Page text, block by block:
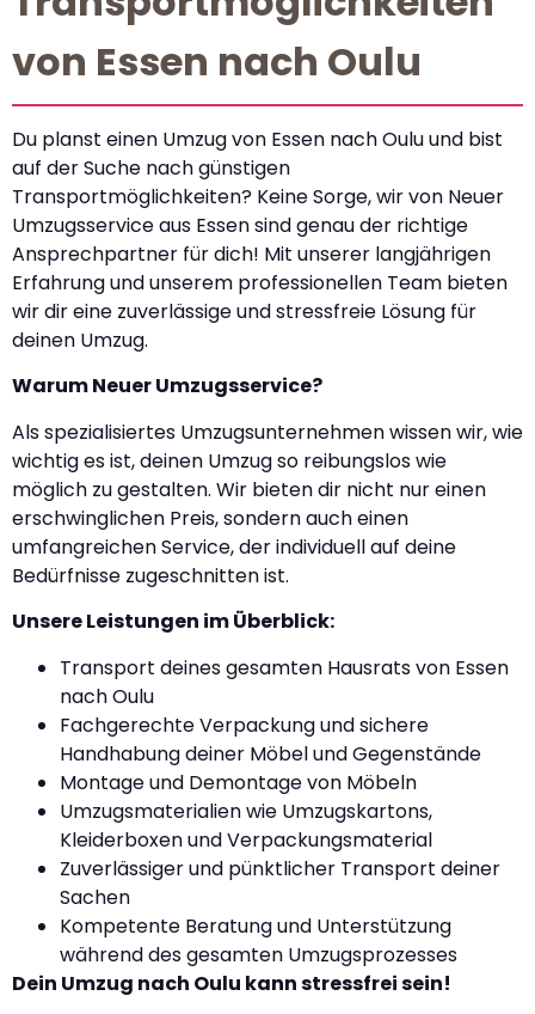
von Essen nach Oulu
Du planst einen Umzug von Essen nach Oulu und bist
auf der Suche nach günstigen
Transportmöglichkeiten? Keine Sorge, wir von Neuer
Umzugsservice aus Essen sind genau der richtige
Ansprechpartner für dich! Mit unserer langjährigen
Erfahrung und unserem professionellen Team bieten
wir dir eine zuverlässige und stressfreie Lösung für
deinen Umzug.
Warum Neuer Umzugsservice?
Als spezialisiertes Umzugsunternehmen wissen wir, wie
wichtig es ist, deinen Umzug so reibungslos wie
möglich zu gestalten. Wir bieten dir nicht nur einen
erschwinglichen Preis, sondern auch einen
umfangreichen Service, der individuell auf deine
Bedürfnisse zugeschnitten ist.
Unsere Leistungen im Überblick:
Transport deines gesamten Hausrats von Essen
nach Oulu
Fachgerechte Verpackung und sichere
Handhabung deiner Möbel und Gegenstände
Montage und Demontage von Möbeln
Umzugsmaterialien wie Umzugskartons,
Kleiderboxen und Verpackungsmaterial
Zuverlässiger und pünktlicher Transport deiner
Sachen
Kompetente Beratung und Unterstützung
während des gesamten Umzugsprozesses
Dein Umzug nach Oulu kann stressfrei sein!